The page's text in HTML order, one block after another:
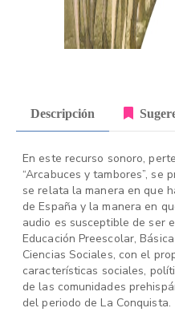
Descripción
En este recurso sonoro,
“Arcabuces y tambores”,
se relata la manera en que
de España y la manera en
audio es susceptible de ser
Educación Preescolar,
Ciencias Sociales, con el
características sociales,
de las comunidades
del periodo de La Conquista.